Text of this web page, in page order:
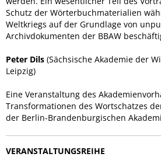
Schutz der Wörterbuchmaterialien
Weltkriegs auf der Grundlage von
Archivdokumenten der BBAW
Peter Dils (Sächsische Akademie der
Leipzig)
Eine Veranstaltung des
Transformationen des Wortschatzes
der Berlin-Brandenburgischen
VERANSTALTUNGSREIHE